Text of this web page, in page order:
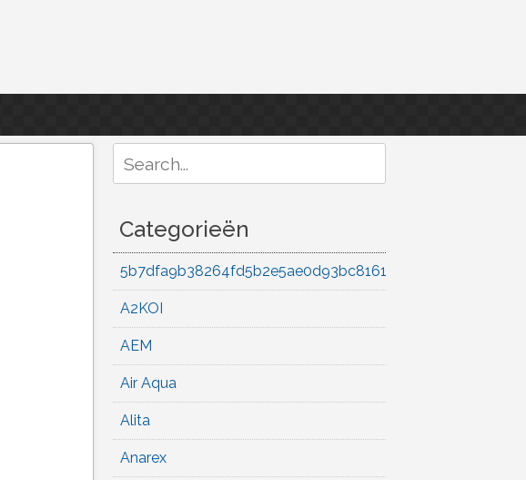
for:
Categorieën
5b7dfa9b38264fd5b2e5ae0d93bc8161
A2KOI
AEM
Air Aqua
Alita
Anarex